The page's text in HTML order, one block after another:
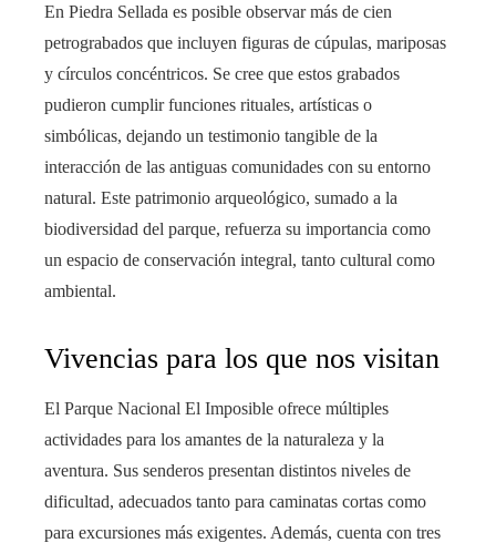
En Piedra Sellada es posible observar más de cien
petrograbados que incluyen figuras de cúpulas, mariposas
y círculos concéntricos. Se cree que estos grabados
pudieron cumplir funciones rituales, artísticas o
simbólicas, dejando un testimonio tangible de la
interacción de las antiguas comunidades con su entorno
natural. Este patrimonio arqueológico, sumado a la
biodiversidad del parque, refuerza su importancia como
un espacio de conservación integral, tanto cultural como
ambiental.
Vivencias para los que nos visitan
El Parque Nacional El Imposible ofrece múltiples
actividades para los amantes de la naturaleza y la
aventura. Sus senderos presentan distintos niveles de
dificultad, adecuados tanto para caminatas cortas como
para excursiones más exigentes. Además, cuenta con tres